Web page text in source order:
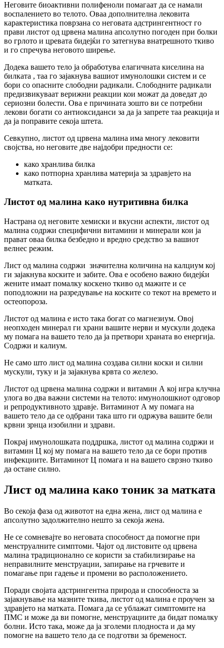
Неговите биоактивни полифеноли помагаат да се намали
воспалението во телото. Оваа дополнителна лековита
карактеристика поврзана со неговата адстрингентност го
прави листот од црвена малина апсолутно погоден при болки
во грлото и цревата бидејќи го затегнува внатрешното ткиво
и го спречува неговото ширење.
Додека вашето тело ја обработува елагичната киселина на
билката , таа го зајакнува вашиот имунолошки систем и се
бори со опасните слободни радикали. Слободните радикали
предизвикуваат верижни реакции кои можат да доведат до
сериозни болести. Ова е причината зошто ви се потребни
лекови богати со антиоксиданси за да ја запрете таа реакција и
да ја поправите секоја штета.
Севкупно, листот од црвена малина има многу лековити
својства, но неговите две најдобри предности се:
како хранлива билка
како потпорна хранлива материја за здравјето на
матката.
Листот од малина како нутритивна билка
Настрана од неговите хемиски и вкусни аспекти, листот од
малина содржи специфични витамини и минерали кои ја
прават оваа билка безбедно и вредно средство за вашиот
велнес режим.
Лист од малина содржи значителна количина на калциум кој
ги зајакнува коските и забите. Ова е особено важно бидејќи
жените имаат помалку коскено ткиво од мажите и се
поподложни на разредување на коските со текот на времето и
остеопороза.
Листот од малина е исто така богат со магнезиум. Овој
неопходен минерал ги храни вашите нерви и мускули додека
му помага на вашето тело да ја претвори храната во енергија.
Содржи и калиум.
Не само што лист од малина создава силни коски и силни
мускули, туку и ја зајакнува крвта со железо.
Листот од црвена малина содржи и витамин А кој игра клучна
улога во два важни системи на телото: имунолошкиот одговор
и репродуктивното здравје. Витаминот А му помага на
вашето тело да се одбрани така што ги одржува вашите бели
крвни зрнца изобилни и здрави.
Покрај имунолошката поддршка, листот од малина содржи и
витамин Ц кој му помага на вашето тело да се бори против
инфекциите. Витаминот Ц помага и на вашето сврзно ткиво
да остане силно.
Лист од малина како тоник за матката
Во секоја фаза од животот на една жена, лист од малина е
апсолутно задолжително нешто за секоја жена.
Не се сомневајте во неговата способност да помогне при
менструалните симптоми. Чајот од листовите од црвена
малина традиционално се користи за стабилизирање на
неправилните менструации, запирање на грчевите и
помагање при гадење и промени во расположението.
Поради својата адстрингентна природа и способноста за
зајакнување на мазните ткива, листот од малина е проучен за
здравјето на матката. Помага да се ублажат симптомите на
ПМС и може да ви помогне, менструациите да бидат помалку
болни. Исто така, може да ја зголеми плодноста и да му
помогне на вашето тело да се подготви за бременост.